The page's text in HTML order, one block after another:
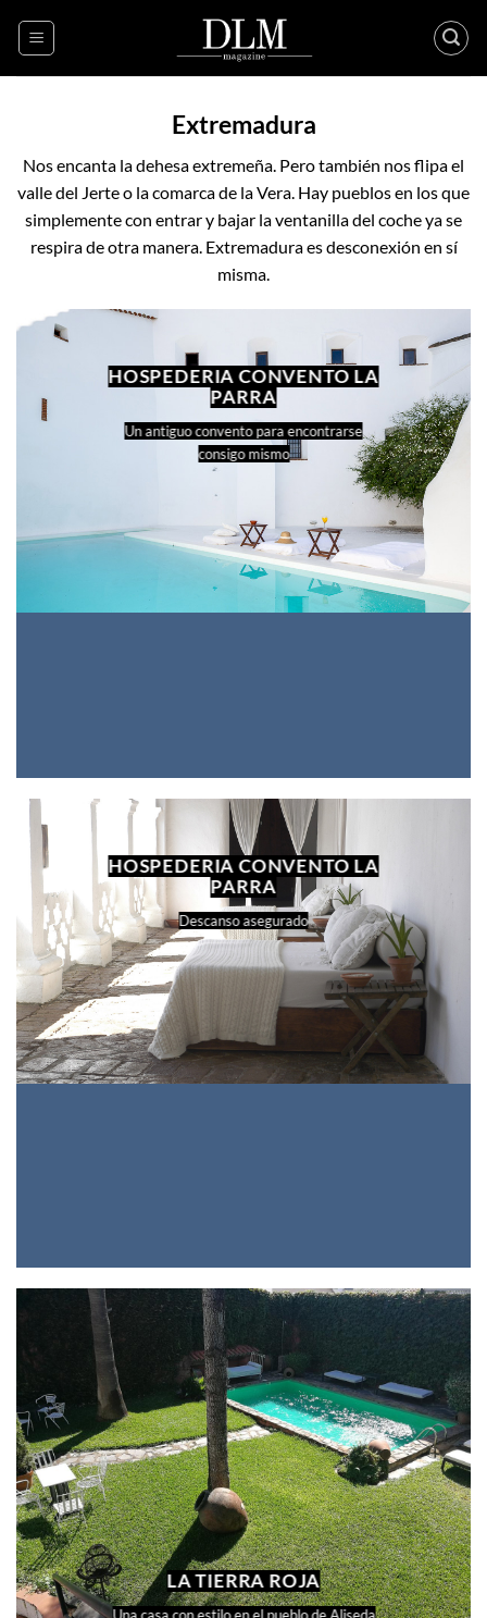
Extremadura
Nos encanta la dehesa extremeña. Pero también nos flipa el
valle del Jerte o la comarca de la Vera. Hay pueblos en los que
simplemente con entrar y bajar la ventanilla del coche ya se
respira de otra manera. Extremadura es desconexión en sí
misma.
HOSPEDERIA CONVENTO LA
PARRA
Un antiguo convento para encontrarse
consigo mismo
HOSPEDERIA CONVENTO LA
PARRA
Descanso asegurado
LA TIERRA ROJA
Una casa con estilo en el pueblo de Aliseda